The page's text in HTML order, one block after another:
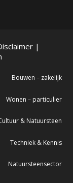
|
Bouwen – zakelijk
Wonen – particulier
& Natuursteen
Techniek & Kennis
Natuursteensector